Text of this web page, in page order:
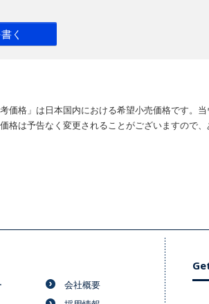
く
価格」は日本国内における希望小売価格です。
格は予告なく変更されることがございますので、
会社概要